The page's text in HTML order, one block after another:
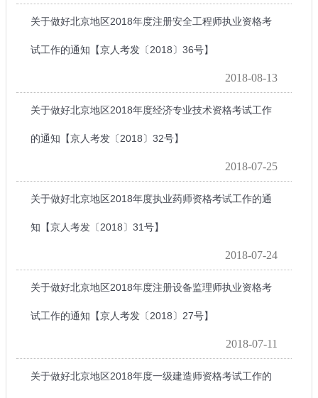
关于做好北京地区2018年度注册安全工程师执业资格考
试工作的通知【京人考发〔2018〕36号】
2018-08-13
关于做好北京地区2018年度经济专业技术资格考试工作
的通知【京人考发〔2018〕32号】
2018-07-25
关于做好北京地区2018年度执业药师资格考试工作的通
知【京人考发〔2018〕31号】
2018-07-24
关于做好北京地区2018年度注册设备监理师执业资格考
试工作的通知【京人考发〔2018〕27号】
2018-07-11
关于做好北京地区2018年度一级建造师资格考试工作的